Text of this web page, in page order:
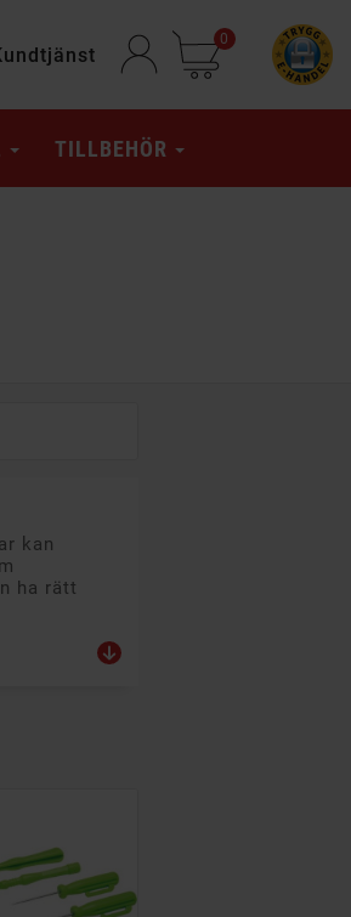
0
TILLBEHÖR
kan
ha rätt